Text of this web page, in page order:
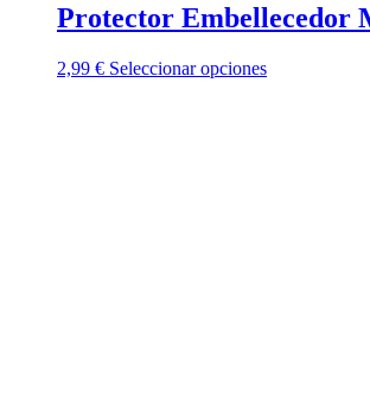
Protector Embellecedor
2,99 € Seleccionar opcionesEste